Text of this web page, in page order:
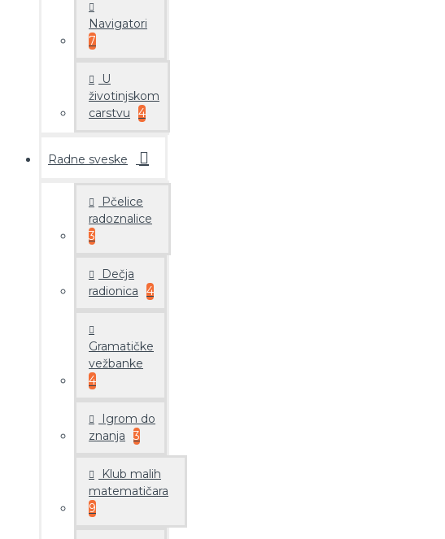
Navigatori
7
U
životinjskom
carstvu
4
Radne sveske
Pčelice
radoznalice
3
Dečja
radionica
4
Gramatičke
vežbanke
4
Igrom do
znanja
3
Klub malih
matematičara
9